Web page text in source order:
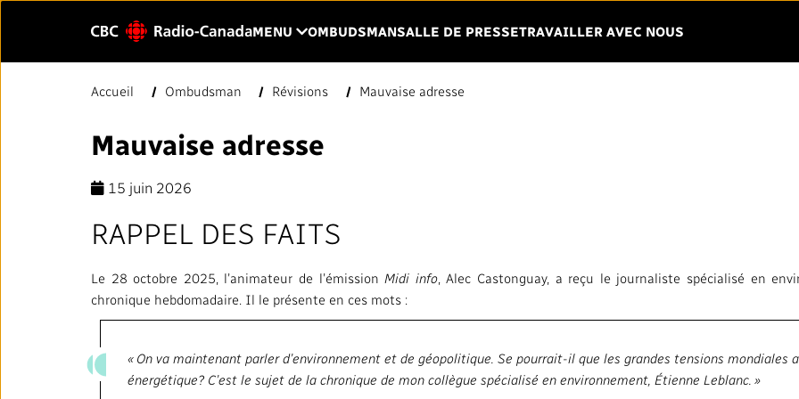
Menu
MENU CLIQUER POUR OUVRIR LE MENU
OMBUDSMANSALLE DE PRESSETRAVAILLER AVEC NOUS
Entrer
à
PAGE D'ACCUEIL
LIENS RAPIDES
journalistiques (NPJ)
#CestAssez
VOTRE CBC/RADIO-CANADA
À propos de nous
Notre histoire
L'importance de la radiodiffusion
publique
Syndicats et associations
Vie privée
Accueil Ombudsman Révisions Mauvaise adresse
Mauvaise adresse
15 juin 2026
RAPPEL DES FAITS
Le 28 octobre 2025, l’animateur de l’émission Midi info, Alec Castonguay, a reçu le journaliste spécialisé en
chronique hebdomadaire. Il le présente en ces mots :
« On va maintenant parler d’environnement et de géopolitique. Se pourrait-il que les grandes tensions
énergétique? C’est le sujet de la chronique de mon collègue spécialisé en environnement, Étienne Leblanc. »